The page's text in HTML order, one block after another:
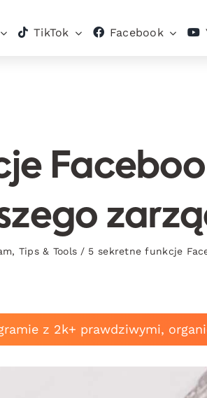
TikTok Facebook
, Tips & Tools / 5 sekretne funkcje
z 2k+ prawdziwymi,